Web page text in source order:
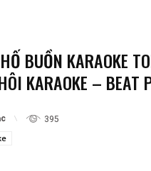
BUỒN KARAOKE
KARAOKE – BEAT
395